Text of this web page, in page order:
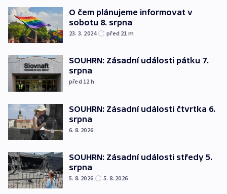
O čem plánujeme informovat v
sobotu 8. srpna
23. 3. 2024 před 21 m
SOUHRN: Zásadní události pátku 7.
srpna
před 12 h
SOUHRN: Zásadní události čtvrtka 6.
srpna
6. 8. 2026
SOUHRN: Zásadní události středy 5.
srpna
5. 8. 2026 5. 8. 2026